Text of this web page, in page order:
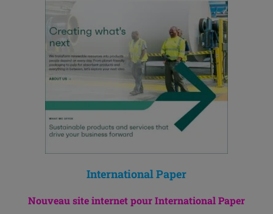
International Paper
Nouveau site internet pour International Paper